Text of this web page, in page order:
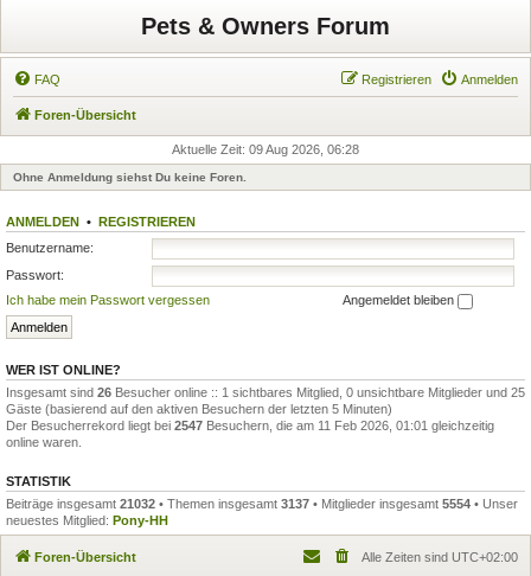
Pets & Owners Forum
FAQ Anmelden
Registrieren
Foren-Übersicht
Aktuelle Zeit: 09 Aug 2026, 06:28
Ohne Anmeldung siehst Du keine Foren.
ANMELDEN • REGISTRIEREN
Benutzername:
Passwort:
Ich habe mein Passwort vergessen
Angemeldet bleiben
WER IST ONLINE?
Insgesamt sind 26 Besucher online :: 1 sichtbares Mitglied, 0 unsichtbare Mitglieder und 25
Gäste (basierend auf den aktiven Besuchern der letzten 5 Minuten)
Der Besucherrekord liegt bei 2547 Besuchern, die am 11 Feb 2026, 01:01 gleichzeitig
online waren.
STATISTIK
Beiträge insgesamt 21032 • Themen insgesamt 3137 • Mitglieder insgesamt 5554 • Unser
neuestes Mitglied: Pony-HH
Foren-Übersicht Alle Zeiten sind UTC+02:00